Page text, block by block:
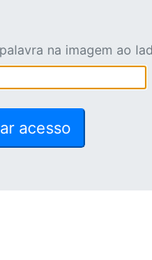
na imagem ao